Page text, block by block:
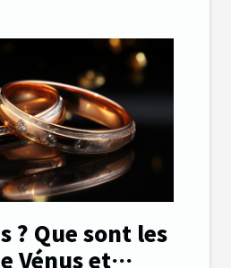
? Que sont les
Vénus et